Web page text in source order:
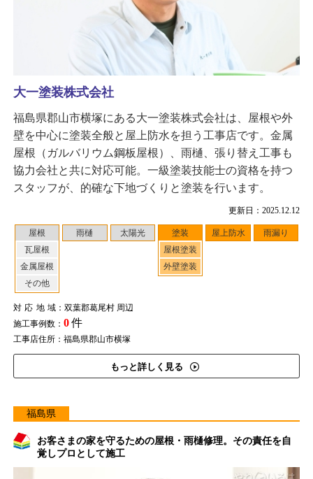
更新日：2025.12.12
屋根
瓦屋根
金属屋根
その他
雨樋 太陽光
塗装
屋根塗装
外壁塗装
屋上防水 雨漏り
対応地域：双葉郡葛尾村 周辺
施工事例数： 0件
工事店住所：福島県郡山市横塚
もっと詳しく見る
大一塗装株式会社
福島県郡山市横塚にある大一塗装株式会社は、屋根や外
壁を中心に塗装全般と屋上防水を担う工事店です。金属
屋根（ガルバリウム鋼板屋根）、雨樋、張り替え工事も
協力会社と共に対応可能。一級塗装技能士の資格を持つ
スタッフが、的確な下地づくりと塗装を行います。
福島県
お客さまの家を守るための屋根・雨樋修理。その責任を自
覚しプロとして施工